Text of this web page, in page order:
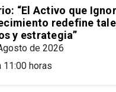
“El Activo que
redefine
y estrategia”
de 2026
11:00 horas